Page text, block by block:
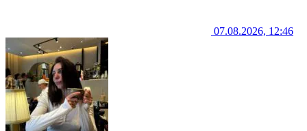
07.08.2026, 12:46